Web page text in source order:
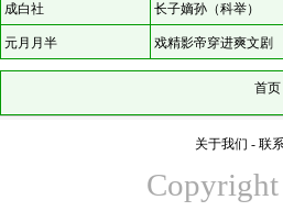
成白社 长子嫡孙（科举）
元月月半 戏精影帝穿进爽文剧
首页
关于我们 - 联